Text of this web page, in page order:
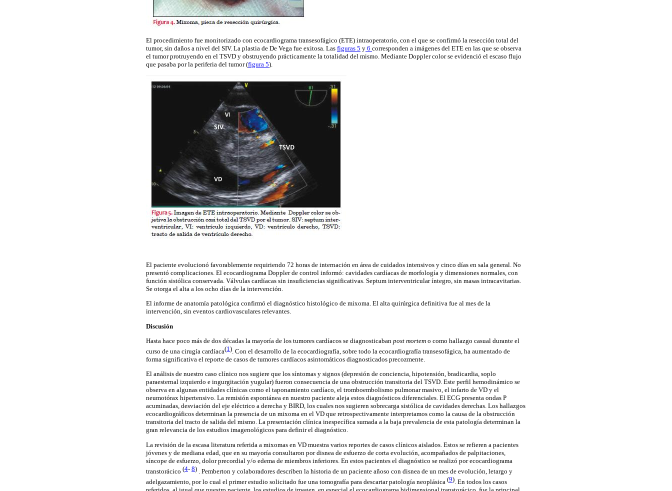
El procedimiento fue monitorizado con ecocardiograma transesofágico (ETE) intraoperatorio, con el que se confirmó la resección total del
tumor, sin daños a nivel del SIV. La plastia de De Vega fue exitosa. Las figuras 5 y 6 corresponden a imágenes del ETE en las que se observa
el tumor protruyendo en el TSVD y obstruyendo prácticamente la totalidad del mismo. Mediante Doppler color se evidenció el escaso flujo
que pasaba por la periferia del tumor (figura 5).
El paciente evolucionó favorablemente requiriendo 72 horas de internación en área de cuidados intensivos y cinco días en sala general. No
presentó complicaciones. El ecocardiograma Doppler de control informó: cavidades cardíacas de morfología y dimensiones normales, con
función sistólica conservada. Válvulas cardíacas sin insuficiencias significativas. Septum interventricular íntegro, sin masas intracavitarias.
Se otorga el alta a los ocho días de la intervención.
El informe de anatomía patológica confirmó el diagnóstico histológico de mixoma. El alta quirúrgica definitiva fue al mes de la
intervención, sin eventos cardiovasculares relevantes.
Discusión
Hasta hace poco más de dos décadas la mayoría de los tumores cardíacos se diagnosticaban post mortem o como hallazgo casual durante el
curso de una cirugía cardíaca(1 ). Con el desarrollo de la ecocardiografía, sobre todo la ecocardiografía transesofágica, ha aumentado de
forma significativa el reporte de casos de tumores cardíacos asintomáticos diagnosticados precozmente.
El análisis de nuestro caso clínico nos sugiere que los síntomas y signos (depresión de conciencia, hipotensión, bradicardia, soplo
paraesternal izquierdo e ingurgitación yugular) fueron consecuencia de una obstrucción transitoria del TSVD. Este perfil hemodinámico se
observa en algunas entidades clínicas como el taponamiento cardíaco, el tromboembolismo pulmonar masivo, el infarto de VD y el
neumotórax hipertensivo. La remisión espontánea en nuestro paciente aleja estos diagnósticos diferenciales. El ECG presenta ondas P
acuminadas, desviación del eje eléctrico a derecha y BIRD, los cuales nos sugieren sobrecarga sistólica de cavidades derechas. Los hallazgos
ecocardiográficos determinan la presencia de un mixoma en el VD que retrospectivamente interpretamos como la causa de la obstrucción
transitoria del tracto de salida del mismo. La presentación clínica inespecífica sumada a la baja prevalencia de esta patología determinan la
gran relevancia de los estudios imagenológicos para definir el diagnóstico.
La revisión de la escasa literatura referida a mixomas en VD muestra varios reportes de casos clínicos aislados. Estos se refieren a pacientes
jóvenes y de mediana edad, que en su mayoría consultaron por disnea de esfuerzo de corta evolución, acompañados de palpitaciones,
síncope de esfuerzo, dolor precordial y/o edema de miembros inferiores. En estos pacientes el diagnóstico se realizó por ecocardiograma
transtorácico (4- 8) . Pemberton y colaboradores describen la historia de un paciente añoso con disnea de un mes de evolución, letargo y
adelgazamiento, por lo cual el primer estudio solicitado fue una tomografía para descartar patología neoplásica (9). En todos los casos